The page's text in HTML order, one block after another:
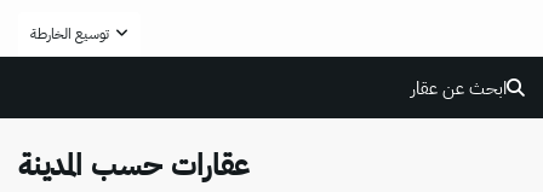
توسيع الخارطة
ابحث عن عقار
عقارات حسب المدينة